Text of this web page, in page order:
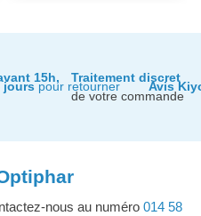
15h,
jourspour retourner
Traitement discret
de votre commande
Avis
nous au numéro 014 58